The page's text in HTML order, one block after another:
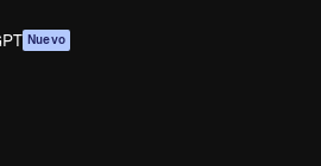
Nuevo